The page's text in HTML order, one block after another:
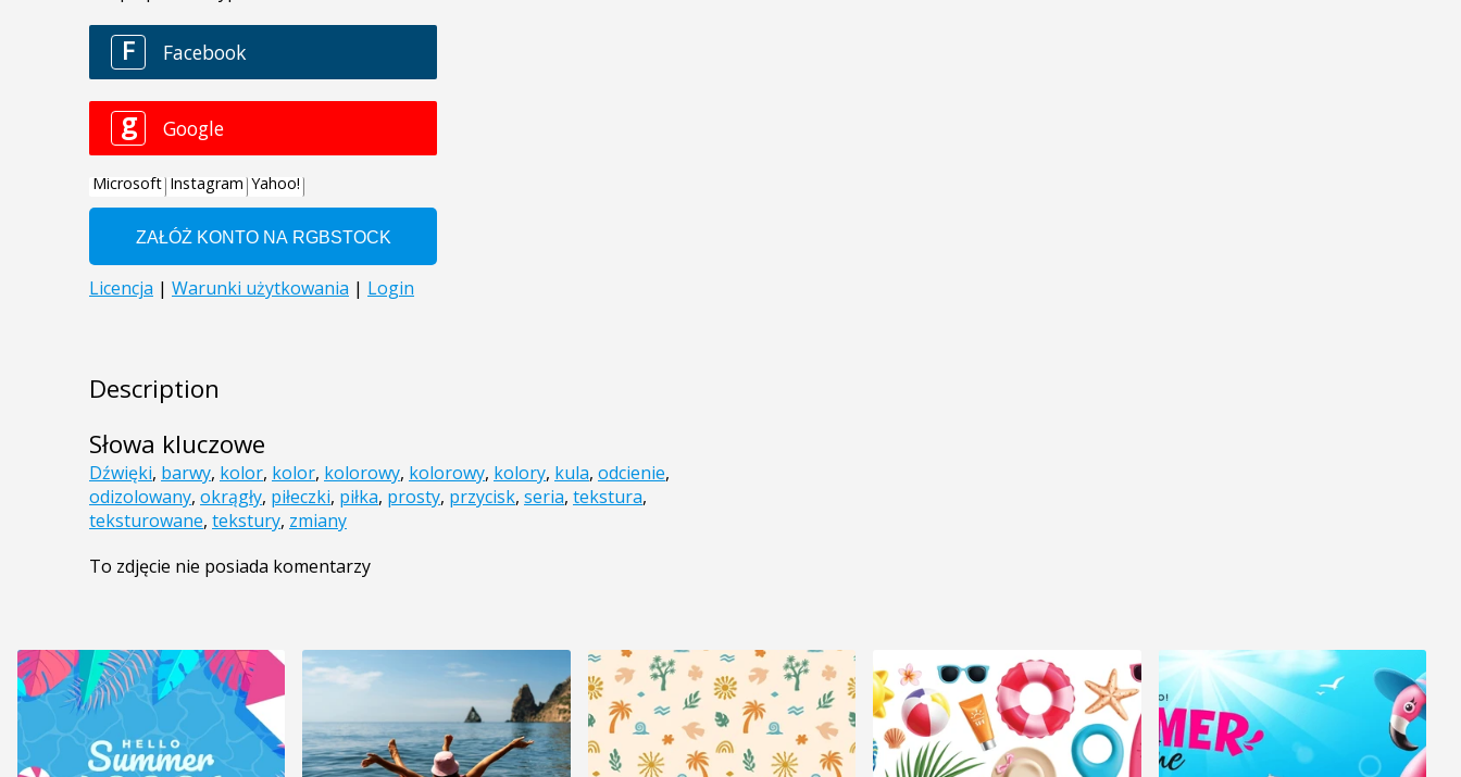
Description
Słowa kluczowe
Dźwięki, barwy, kolor, kolor, kolorowy, kolorowy, kolory, kula, odcienie,
odizolowany, okrągły, piłeczki, piłka, prosty, przycisk, seria, tekstura,
teksturowane, tekstury, zmiany
To zdjęcie nie posiada komentarzy